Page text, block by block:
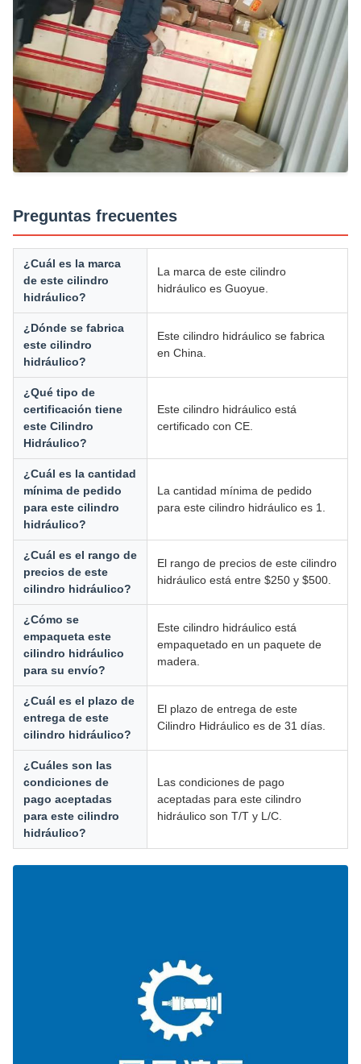
Preguntas frecuentes
¿Cuál es la marca
de este cilindro
hidráulico?
La marca de este cilindro
hidráulico es Guoyue.
¿Dónde se fabrica
este cilindro
hidráulico?
Este cilindro hidráulico se fabrica
en China.
¿Qué tipo de
certificación tiene
este Cilindro
Hidráulico?
Este cilindro hidráulico está
certificado con CE.
¿Cuál es la cantidad
mínima de pedido
para este cilindro
hidráulico?
La cantidad mínima de pedido
para este cilindro hidráulico es 1.
¿Cuál es el rango de
precios de este
cilindro hidráulico?
El rango de precios de este cilindro
hidráulico está entre $250 y $500.
¿Cómo se
empaqueta este
cilindro hidráulico
para su envío?
Este cilindro hidráulico está
empaquetado en un paquete de
madera.
¿Cuál es el plazo de
entrega de este
cilindro hidráulico?
El plazo de entrega de este
Cilindro Hidráulico es de 31 días.
¿Cuáles son las
condiciones de
pago aceptadas
para este cilindro
hidráulico?
Las condiciones de pago
aceptadas para este cilindro
hidráulico son T/T y L/C.